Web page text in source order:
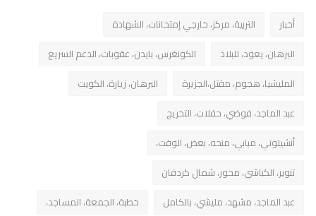
أخبار
التربية، مركز، خارجي إمتحانات، الشهادة
البرهان، يعود، للبلاد
الكونغرس، بايدن، عقوبات، الدعم السريع
المليشيا، هجوم، مقتل،الجزيرة
البرهان، زيارة، الكويت
عبد الماجد، فوضي، حفلات، التخريج
أنشيلوتي، مبابي، منحه، بعض، الوقت،
تنوير، الكباشي، محور، شمال كردفان
عبد الماجد، مشهد، مليشي، بالكامل
خطبة، الجمعة، المساجد،